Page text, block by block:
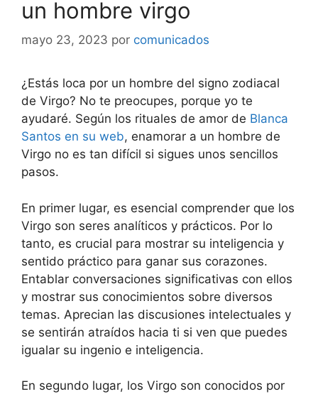
un hombre virgo
mayo 23, 2023 por comunicados
¿Estás loca por un hombre del signo zodiacal
de Virgo? No te preocupes, porque yo te
ayudaré. Según los rituales de amor de Blanca
Santos en su web, enamorar a un hombre de
Virgo no es tan difícil si sigues unos sencillos
pasos.
En primer lugar, es esencial comprender que los
Virgo son seres analíticos y prácticos. Por lo
tanto, es crucial para mostrar su inteligencia y
sentido práctico para ganar sus corazones.
Entablar conversaciones significativas con ellos
y mostrar sus conocimientos sobre diversos
temas. Aprecian las discusiones intelectuales y
se sentirán atraídos hacia ti si ven que puedes
igualar su ingenio e inteligencia.
En segundo lugar, los Virgo son conocidos por